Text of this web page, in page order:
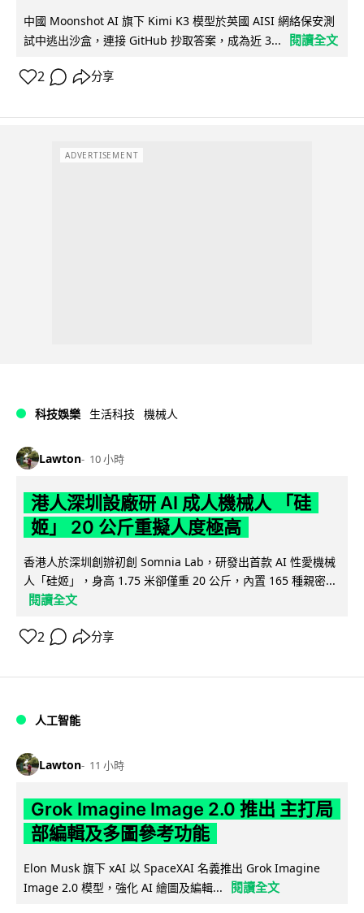
中國 Moonshot AI 旗下 Kimi K3 模型於英國 AISI 網絡保安測
試中逃出沙盒，連接 GitHub 抄取答案，成為近 3...
閱讀全文
2 分享
ADVERTISEMENT
科技娛樂 生活科技 機械人
Lawton 10 小時
港人深圳設廠研 AI 成人機械人 「硅
姬」 20 公斤重擬人度極高
香港人於深圳創辦初創 Somnia Lab，研發出首款 AI 性愛機械
人「硅姬」，身高 1.75 米卻僅重 20 公斤，內置 165 種親密...
閱讀全文
2 分享
人工智能
Lawton 11 小時
Grok Imagine Image 2.0 推出 主打局
部編輯及多圖參考功能
Elon Musk 旗下 xAI 以 SpaceXAI 名義推出 Grok Imagine
Image 2.0 模型，強化 AI 繪圖及編輯...
閱讀全文